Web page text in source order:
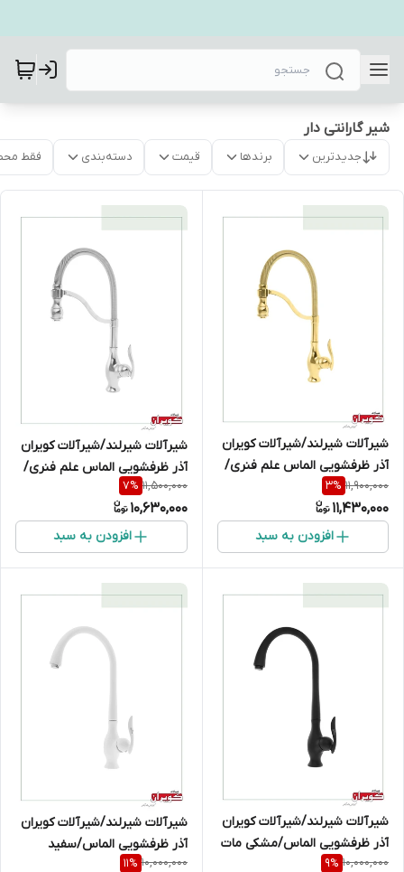
شیر گارانتی دار
جدیدترین برندها قیمت دسته‌بندی فقط
شیرآلات شیرلند/شیرآلات کویران
آذر ظرفشویی الماس علم فنری/
طلایی
11,900,000
3%
11,430,000
افزودن به سبد
شیرآلات شیرلند/شیرآلات کویران
آذر ظرفشویی الماس علم فنری/
کروم
11,500,000
7%
10,630,000
افزودن به سبد
شیرآلات شیرلند/شیرآلات کویران
آذر ظرفشویی الماس/مشکی مات
10,000,000
9%
شیرآلات شیرلند/شیرآلات کویران
آذر ظرفشویی الماس/سفید
10,000,000
11%